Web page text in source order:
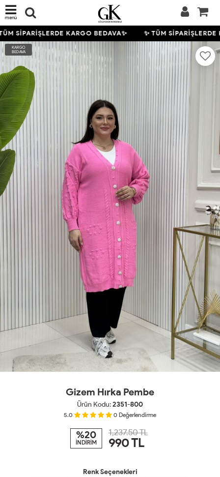
menü
SİPARİŞLERDE KARGO BEDAVA✨ ✨ TÜM SİPARİŞLERDE
KARGO
BEDAVA
Gizem Hırka Pembe
Ürün Kodu:2351-800
5.0 0 Değerlendirme
%20
İNDİRİM
1,237.50 TL
990TL
Renk Seçenekleri